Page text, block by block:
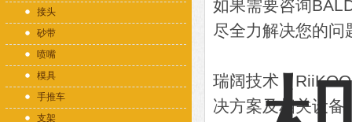
接头
砂带
喷嘴
模具
手推车
支架
如果需要咨询
尽全力解决您的问
瑞阔技术（
决方案及相关设备